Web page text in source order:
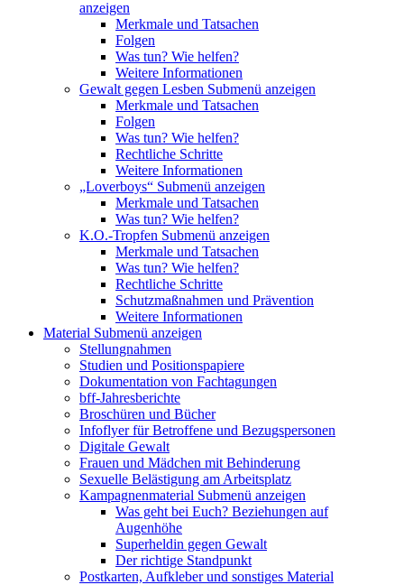
anzeigen
Merkmale und Tatsachen
Folgen
Was tun? Wie helfen?
Weitere Informationen
Gewalt gegen Lesben Submenü anzeigen
Merkmale und Tatsachen
Folgen
Was tun? Wie helfen?
Rechtliche Schritte
Weitere Informationen
„Loverboys“ Submenü anzeigen
Merkmale und Tatsachen
Was tun? Wie helfen?
K.O.-Tropfen Submenü anzeigen
Merkmale und Tatsachen
Was tun? Wie helfen?
Rechtliche Schritte
Schutzmaßnahmen und Prävention
Weitere Informationen
Material Submenü anzeigen
Stellungnahmen
Studien und Positionspapiere
Dokumentation von Fachtagungen
bff-Jahresberichte
Broschüren und Bücher
Infoflyer für Betroffene und Bezugspersonen
Digitale Gewalt
Frauen und Mädchen mit Behinderung
Sexuelle Belästigung am Arbeitsplatz
Kampagnenmaterial Submenü anzeigen
Was geht bei Euch? Beziehungen auf
Augenhöhe
Superheldin gegen Gewalt
Der richtige Standpunkt
Postkarten, Aufkleber und sonstiges Material